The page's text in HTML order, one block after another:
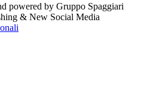
powered by Gruppo Spaggiari
& New Social Media